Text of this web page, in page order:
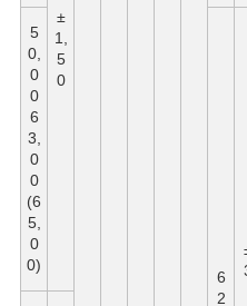
±
1,
5
0
5
0,
0
0
6
3,
0
0
(6
5,
0
0)
6
2